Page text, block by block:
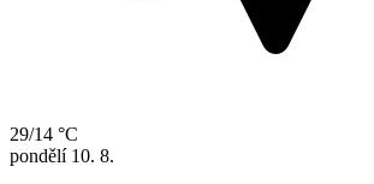
29/14 °C
pondělí 10. 8.